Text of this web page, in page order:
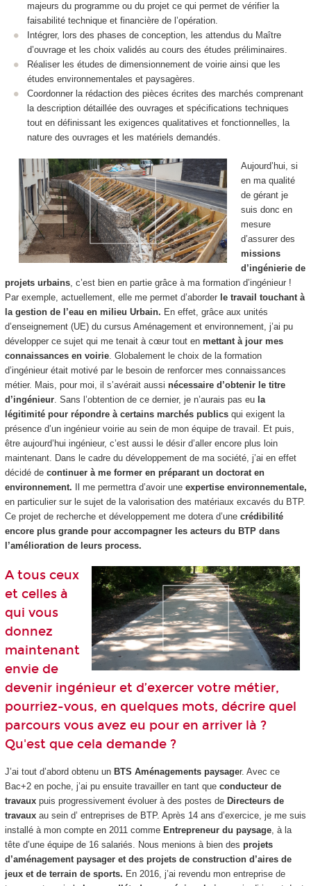
majeurs du programme ou du projet ce qui permet de vérifier la
faisabilité technique et financière de l’opération.
Intégrer, lors des phases de conception, les attendus du Maître
d’ouvrage et les choix validés au cours des études préliminaires.
Réaliser les études de dimensionnement de voirie ainsi que les
études environnementales et paysagères.
Coordonner la rédaction des pièces écrites des marchés comprenant
la description détaillée des ouvrages et spécifications techniques
tout en définissant les exigences qualitatives et fonctionnelles, la
nature des ouvrages et les matériels demandés.
Aujourd’hui, si
en ma qualité
de gérant je
suis donc en
mesure
d’assurer des
missions
d’ingénierie de
projets urbains, c’est bien en partie grâce à ma formation d’ingénieur !
Par exemple, actuellement, elle me permet d’aborder le travail touchant à
la gestion de l’eau en milieu Urbain. En effet, grâce aux unités
d’enseignement (UE) du cursus Aménagement et environnement, j’ai pu
développer ce sujet qui me tenait à cœur tout en mettant à jour mes
connaissances en voirie. Globalement le choix de la formation
d’ingénieur était motivé par le besoin de renforcer mes connaissances
métier. Mais, pour moi, il s’avérait aussi nécessaire d’obtenir le titre
d’ingénieur. Sans l’obtention de ce dernier, je n’aurais pas eu la
légitimité pour répondre à certains marchés publics qui exigent la
présence d’un ingénieur voirie au sein de mon équipe de travail. Et puis,
être aujourd’hui ingénieur, c’est aussi le désir d’aller encore plus loin
maintenant. Dans le cadre du développement de ma société, j’ai en effet
décidé de continuer à me former en préparant un doctorat en
environnement. Il me permettra d’avoir une expertise environnementale,
en particulier sur le sujet de la valorisation des matériaux excavés du BTP.
Ce projet de recherche et développement me dotera d’une crédibilité
encore plus grande pour accompagner les acteurs du BTP dans
l’amélioration de leurs process.
A tous ceux
et celles à
qui vous
donnez
maintenant
envie de
devenir ingénieur et d’exercer votre métier,
pourriez-vous, en quelques mots, décrire quel
parcours vous avez eu pour en arriver là ?
Qu'est que cela demande ?
J’ai tout d’abord obtenu un BTS Aménagements paysager. Avec ce
Bac+2 en poche, j’ai pu ensuite travailler en tant que conducteur de
travaux puis progressivement évoluer à des postes de Directeurs de
travauxau sein d’ entreprises de BTP. Après 14 ans d’exercice, je me suis
installé à mon compte en 2011 comme Entrepreneur du paysage, à la
tête d’une équipe de 16 salariés. Nous menions à bien des projets
d’aménagement paysager et des projets de construction d’aires de
jeux et de terrain de sports. En 2016, j’ai revendu mon entreprise de